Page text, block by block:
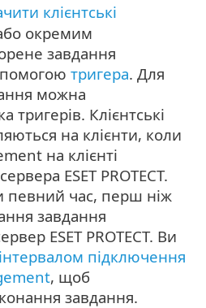
клієнтські
окремим
завдання
тригера. Для
можна
тригерів. Клієнтські
на клієнти, коли
на клієнті
ESET PROTECT.
певний час, перш ніж
завдання
ESET PROTECT. Ви
підключення
, щоб
завдання.